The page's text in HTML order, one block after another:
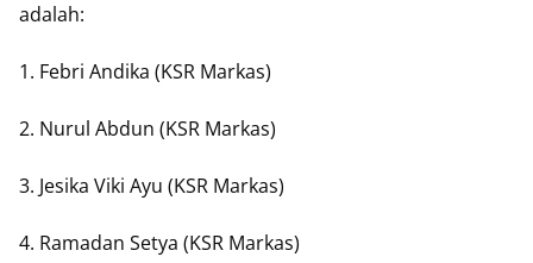
adalah:
1. Febri Andika (KSR Markas)
2. Nurul Abdun (KSR Markas)
3. Jesika Viki Ayu (KSR Markas)
4. Ramadan Setya (KSR Markas)